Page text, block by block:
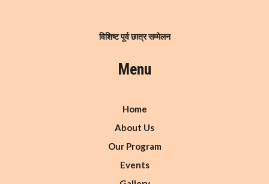
विशिष्ट पूर्व छात्र सम्मेलन
Menu
Home
About Us
Our Program
Events